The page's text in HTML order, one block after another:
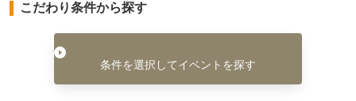
こだわり条件から探す
条件を選択してイベントを探す